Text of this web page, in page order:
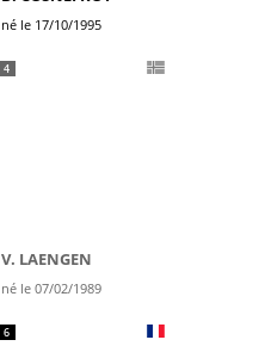
né le 17/10/1995
4
V. LAENGEN
né le 07/02/1989
6